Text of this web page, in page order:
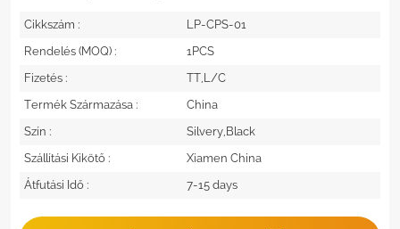
Cikkszám :
LP-CPS-01
Rendelés (MOQ) :
1PCS
Fizetés :
TT,L/C
Termék Származása :
China
Szín :
Silvery,Black
Szállítási Kikötő :
Xiamen China
Átfutási Idő :
7-15 days